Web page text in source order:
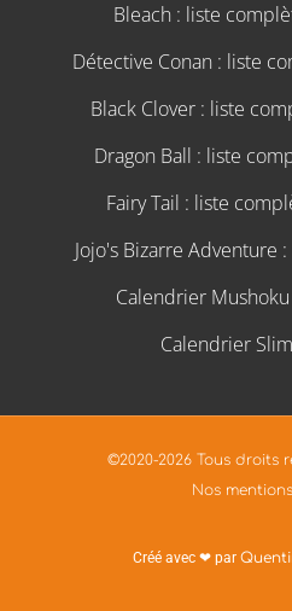
Bleach : liste
Détective Conan : liste
Black Clover : liste
Dragon Ball : liste
Fairy Tail : liste
Jojo's Bizarre Adventure
Calendrier
Calendrier
©2020-2026 Tous droits
Nos
Créé avec ❤ par